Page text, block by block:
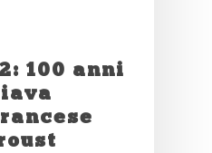
100 anni